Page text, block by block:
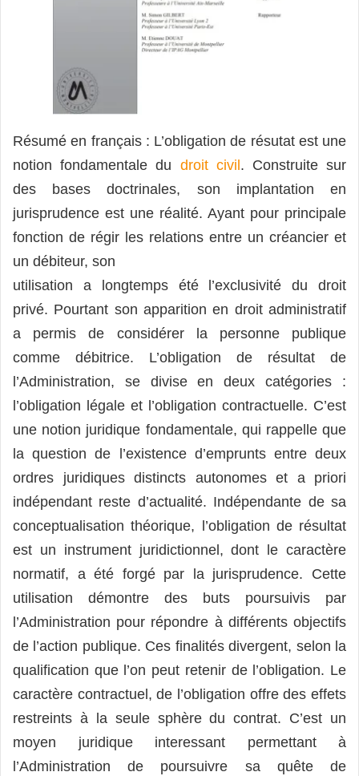
Résumé en français : L’obligation de résutat est une
notion fondamentale du droit civil . Construite sur
des bases doctrinales, son implantation en
jurisprudence est une réalité. Ayant pour principale
fonction de régir les relations entre un créancier et
un débiteur, son
utilisation a longtemps été l’exclusivité du droit
privé. Pourtant son apparition en droit administratif
a permis de considérer la personne publique
comme débitrice. L’obligation de résultat de
l’Administration, se divise en deux catégories :
l’obligation légale et l’obligation contractuelle. C’est
une notion juridique fondamentale, qui rappelle que
la question de l’existence d’emprunts entre deux
ordres juridiques distincts autonomes et a priori
indépendant reste d’actualité. Indépendante de sa
conceptualisation théorique, l’obligation de résultat
est un instrument juridictionnel, dont le caractère
normatif, a été forgé par la jurisprudence. Cette
utilisation démontre des buts poursuivis par
l’Administration pour répondre à différents objectifs
de l’action publique. Ces finalités divergent, selon la
qualification que l’on peut retenir de l’obligation. Le
caractère contractuel, de l’obligation offre des effets
restreints à la seule sphère du contrat. C’est un
moyen juridique interessant permettant à
l’Administration de poursuivre sa quête de